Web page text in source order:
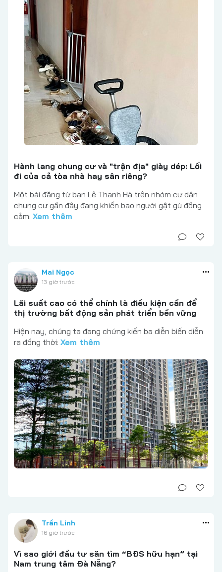
Hành lang chung cư và "trận địa" giày dép: Lối
đi của cả tòa nhà hay sân riêng?
Một bài đăng từ bạn Lê Thanh Hà trên nhóm cư dân
chung cư gần đây đang khiến bao người gật gù đồng
cảm: Xem thêm
Mai Ngọc
13 giờ trước
Lãi suất cao có thể chính là điều kiện cần để
thị trường bất động sản phát triển bền vững
Hiện nay, chúng ta đang chứng kiến ba diễn biến diễn
ra đồng thời: Xem thêm
Trần Linh
16 giờ trước
Vì sao giới đầu tư săn tìm “BĐS hữu hạn” tại
Nam trung tâm Đà Nẵng?